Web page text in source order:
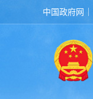
中国政府网